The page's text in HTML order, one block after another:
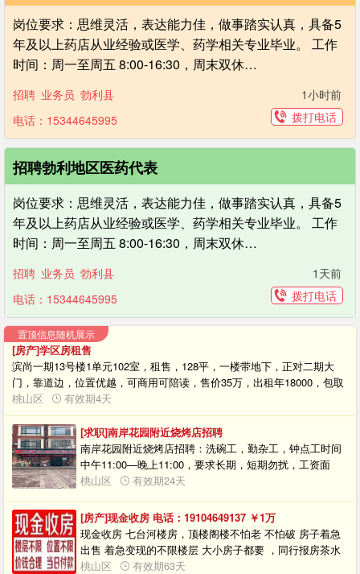
岗位要求：思维灵活，表达能力佳，做事踏实认真，具备5
年及以上药店从业经验或医学、药学相关专业毕业。 工作
时间：周一至周五 8:00-16:30，周末双休…
招聘 业务员 勃利县
1小时前
电话：15344645995
拨打电话
招聘勃利地区医药代表
岗位要求：思维灵活，表达能力佳，做事踏实认真，具备5
年及以上药店从业经验或医学、药学相关专业毕业。 工作
时间：周一至周五 8:00-16:30，周末双休…
招聘 业务员 勃利县
1天前
电话：15344645995
拨打电话
置顶信息随机展示
[房产]学区房租售
滨尚一期13号楼1单元102室，租售，128平，一楼带地下，正对二期大
门，靠道边，位置优越，可商用可陪读，售价35万，出租年18000，包取
暖物业，拎包入住，楼上楼下都有热水器，冰箱，洗衣机，沙发，床，都
是新的
桃山区 有效期4天
[求职]南岸花园附近烧烤店招聘
南岸花园附近烧烤店招聘：洗碗工，勤杂工，钟点工时间
中午11:00—晚上11:00，要求长期，短期勿扰，工资面
谈。电话☎️微信同步：14745676939
桃山区 有效期24天
[房产]现金收房 电话：19104649137 ￥1万
现金收房 七台河楼房，顶楼阁楼不怕老 不怕破 房子着急
出售 着急变现的不限楼层 大小房子都要 ，同行报房茶水
管饱价格合理 手续齐全当天即可打款19104649137
桃山区 有效期63天